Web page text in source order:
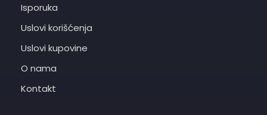
Isporuka
Uslovi korišćenja
Uslovi kupovine
O nama
Kontakt